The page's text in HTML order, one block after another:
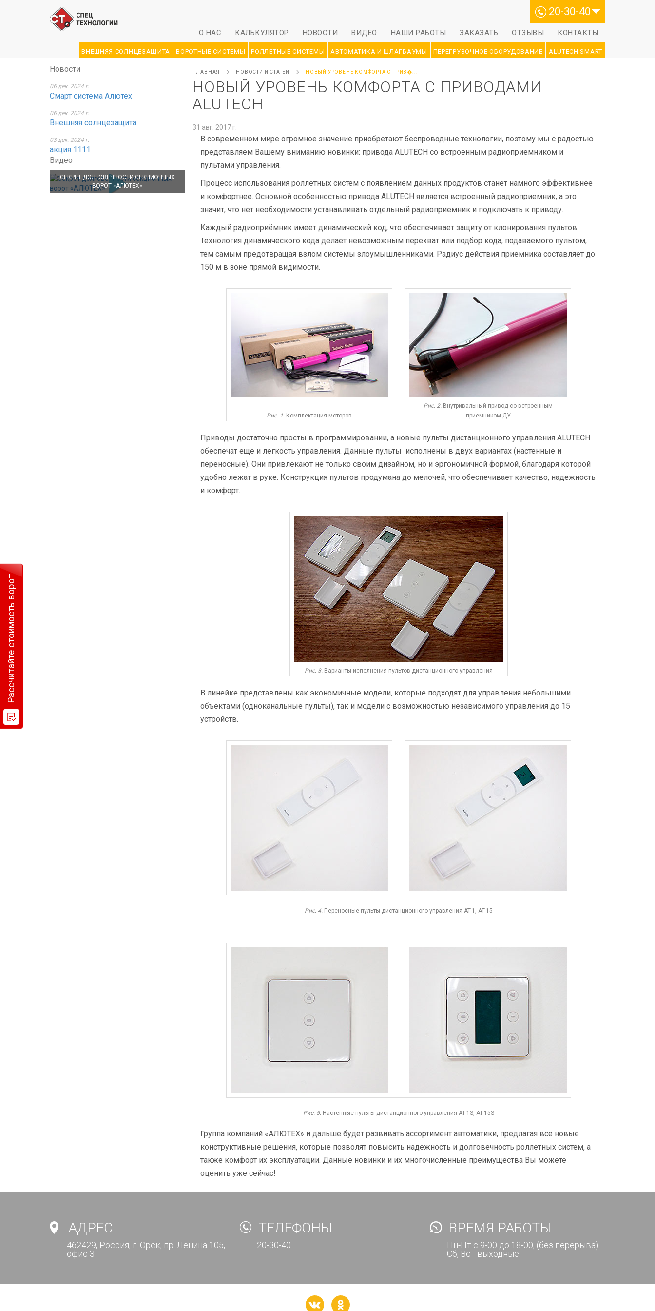
Рассчитайте стоимость ворот
20-30-40
О НАС КАЛЬКУЛЯТОР НОВОСТИ ВИДЕО НАШИ РАБОТЫ ЗАКАЗАТЬ ОТЗЫВЫ КОНТАКТЫ
ВНЕШНЯЯ СОЛНЦЕЗАЩИТА ВОРОТНЫЕ СИСТЕМЫ РОЛЛЕТНЫЕ СИСТЕМЫ АВТОМАТИКА И ШЛАГБАУМЫ ПЕРЕГРУЗОЧНОЕ ОБОРУДОВАНИЕ ALUTECH SMART
Новости
06 дек. 2024 г.
Смарт система Алютех
06 дек. 2024 г.
Внешняя солнцезащита
03 дек. 2024 г.
акция 1111
Видео
СЕКРЕТ ДОЛГОВЕЧНОСТИ СЕКЦИОННЫХ
ВОРОТ «АЛЮТЕХ»
ГЛАВНАЯ НОВОСТИ И СТАТЬИ НОВЫЙ УРОВЕНЬ КОМФОРТА С ПРИВ�...
НОВЫЙ УРОВЕНЬ КОМФОРТА С ПРИВОДАМИ
ALUTECH
31 авг. 2017 г.
В современном мире огромное значение приобретают беспроводные технологии, поэтому мы с радостью
представляем Вашему вниманию новинки: привода ALUTECH со встроенным радиоприемником и
пультами управления.
Процесс использования роллетных систем с появлением данных продуктов станет намного эффективнее
и комфортнее. Основной особенностью привода ALUTECH является встроенный радиоприемник, а это
значит, что нет необходимости устанавливать отдельный радиоприемник и подключать к приводу.
Каждый радиоприёмник имеет динамический код, что обеспечивает защиту от клонирования пультов.
Технология динамического кода делает невозможным перехват или подбор кода, подаваемого пультом,
тем самым предотвращая взлом системы злоумышленниками. Радиус действия приемника составляет до
150 м в зоне прямой видимости.
Рис. 1. Комплектация моторов
Рис. 2. Внутривальный привод со встроенным
приемником ДУ
Приводы достаточно просты в программировании, а новые пульты дистанционного управления ALUTECH
обеспечат ещё и легкость управления. Данные пульты исполнены в двух вариантах (настенные и
переносные). Они привлекают не только своим дизайном, но и эргономичной формой, благодаря которой
удобно лежат в руке. Конструкция пультов продумана до мелочей, что обеспечивает качество, надежность
и комфорт.
Рис. 3. Варианты исполнения пультов дистанционного управления
В линейке представлены как экономичные модели, которые подходят для управления небольшими
объектами (одноканальные пульты), так и модели с возможностью независимого управления до 15
устройств.
Рис. 4.Переносные пульты дистанционного управления AT-1, AT-15
Рис. 5.Настенные пульты дистанционного управления AT-1S, AT-15S
Группа компаний «АЛЮТЕХ» и дальше будет развивать ассортимент автоматики, предлагая все новые
конструктивные решения, которые позволят повысить надежность и долговечность роллетных систем, а
также комфорт их эксплуатации. Данные новинки и их многочисленные преимущества Вы можете
оценить уже сейчас!
АДРЕС
462429, Россия, г. Орск, пр. Ленина 105,
офис 3
ТЕЛЕФОНЫ
20-30-40
ВРЕМЯ РАБОТЫ
Пн-Пт с 9-00 до 18-00, (без перерыва)
Сб, Вс - выходные.